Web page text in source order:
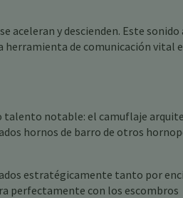
aceleran y descienden. Este sonido
herramienta de comunicación vital
talento notable: el camuflaje
hornos de barro de otros
estratégicamente tanto por
perfectamente con los escombros